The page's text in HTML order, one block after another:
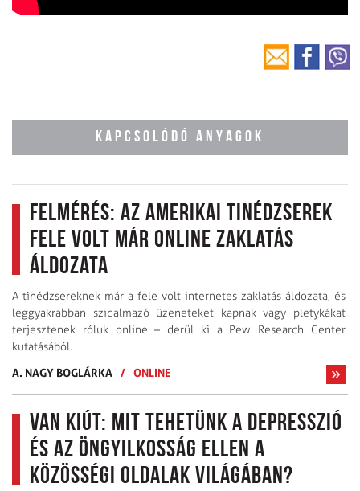
KAPCSOLÓDÓ ANYAGOK
Felmérés: az amerikai tinédzserek
fele volt már online zaklatás
áldozata
A tinédzsereknek már a fele volt internetes zaklatás áldozata, és
leggyakrabban szidalmazó üzeneteket kapnak vagy pletykákat
terjesztenek róluk online – derül ki a Pew Research Center
kutatásából.
A. NAGY BOGLÁRKA / ONLINE
Van kiút: mit tehetünk a depresszió
és az öngyilkosság ellen a
közösségi oldalak világában?